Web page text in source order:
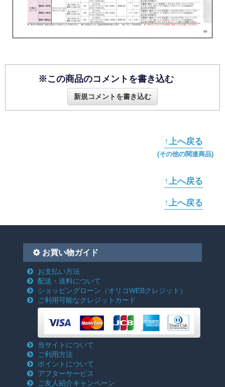
※この商品のコメントを書き込む
新規コメントを書き込む
↑上へ戻る
(その他の関連商品)
↑上へ戻る
↑上へ戻る
お買い物ガイド
お支払い方法
配送・送料について
ショッピングローン （オリコWEBクレジット）
ご利用可能なクレジットカード
当サイトについて
ご利用方法
ポイントについて
アフターサービス
ご友人紹介キャンペーン